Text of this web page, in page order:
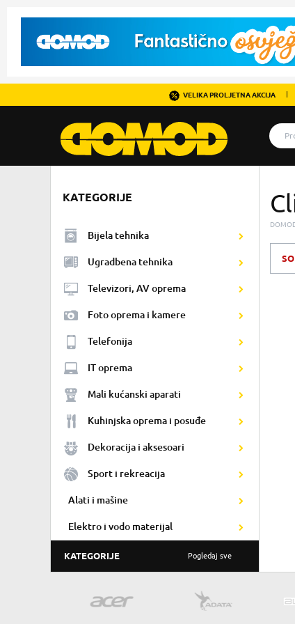
VELIKA PROLJETNA AKCIJA
KATEGORIJE
Bijela tehnika
Ugradbena tehnika
Televizori, AV oprema
Foto oprema i kamere
Telefonija
IT oprema
Mali kućanski aparati
Kuhinjska oprema i posuđe
Dekoracija i aksesoari
Sport i rekreacija
Alati i mašine
Elektro i vodo materijal
KATEGORIJE Pogledaj sve